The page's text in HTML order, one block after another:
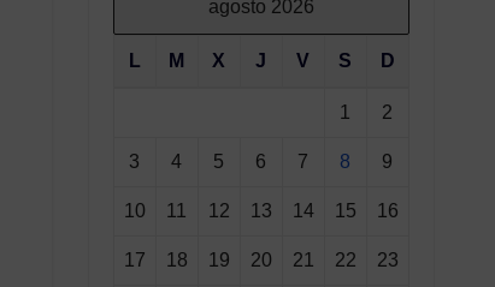
agosto 2026
L M X J V S D
1 2
3 4 5 6 7 8 9
10 11 12 13 14 15 16
17 18 19 20 21 22 23